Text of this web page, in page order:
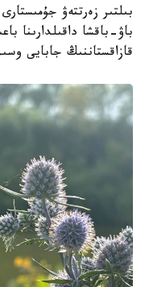
بىلتىر زەرتتەۋ
باۋ-باقشا داقىلدارىنا
قازاقستاننىڭ جابايى